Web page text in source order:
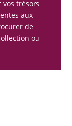
vos trésors
aux
de
ou